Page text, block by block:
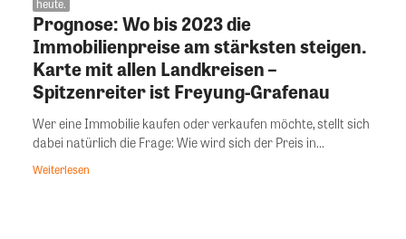
heute.
Prognose: Wo bis 2023 die
Immobilienpreise am stärksten steigen.
Karte mit allen Landkreisen –
Spitzenreiter ist Freyung-Grafenau
Wer eine Immobilie kaufen oder verkaufen möchte, stellt sich
dabei natürlich die Frage: Wie wird sich der Preis in...
Weiterlesen